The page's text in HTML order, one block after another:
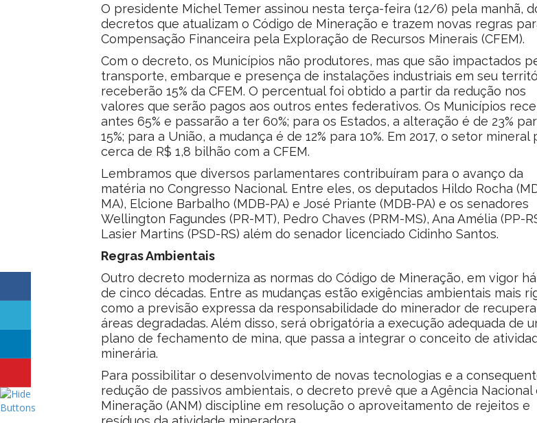
O presidente Michel Temer assinou nesta terça-feira (12/6) pela manhã,
decretos que atualizam o Código de Mineração e trazem novas regras
Compensação Financeira pela Exploração de Recursos Minerais (CFEM).
Com o decreto, os Municípios não produtores, mas que são impactados
transporte, embarque e presença de instalações industriais em seu
receberão 15% da CFEM. O percentual foi obtido a partir da redução nos
valores que serão pagos aos outros entes federativos. Os Municípios
antes 65% e passarão a ter 60%; para os Estados, a alteração é de 23%
15%; para a União, a mudança é de 12% para 10%. Em 2017, o setor mineral
cerca de R$ 1,8 bilhão com a CFEM.
Lembramos que diversos parlamentares contribuíram para o avanço da
matéria no Congresso Nacional. Entre eles, os deputados Hildo Rocha
MA), Elcione Barbalho (MDB-PA) e José Priante (MDB-PA) e os senadores
Wellington Fagundes (PR-MT), Pedro Chaves (PRM-MS), Ana Amélia (PP-
Lasier Martins (PSD-RS) além do senador licenciado Cidinho Santos.
Regras Ambientais
Outro decreto moderniza as normas do Código de Mineração, em vigor
de cinco décadas. Entre as mudanças estão exigências ambientais mais
como a previsão expressa da responsabilidade do minerador de
áreas degradadas. Além disso, será obrigatória a execução adequada de
plano de fechamento de mina, que passa a integrar o conceito de
minerária.
Para possibilitar o desenvolvimento de novas tecnologias e a
redução de passivos ambientais, o decreto prevê que a Agência Nacional
Mineração (ANM) discipline em resolução o aproveitamento de rejeitos e